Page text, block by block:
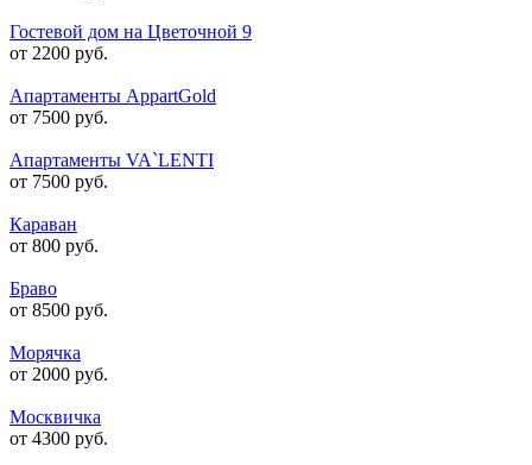
Гостевой дом на Цветочной 9
от 2200 руб.
Апартаменты AppartGold
от 7500 руб.
Апартаменты VA`LENTI
от 7500 руб.
Караван
от 800 руб.
Браво
от 8500 руб.
Морячка
от 2000 руб.
Москвичка
от 4300 руб.